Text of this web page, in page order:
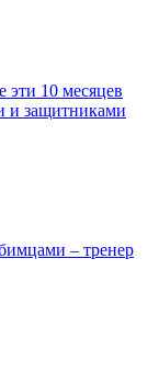
10 месяцев
и защитниками
– тренер